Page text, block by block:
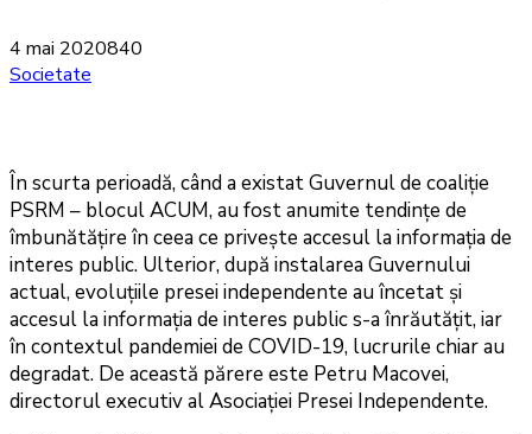
4 mai 2020840
Societate
În scurta perioadă, când a existat Guvernul de coaliție
PSRM – blocul ACUM, au fost anumite tendințe de
îmbunătățire în ceea ce privește accesul la informația de
interes public. Ulterior, după instalarea Guvernului
actual, evoluțiile presei independente au încetat și
accesul la informația de interes public s-a înrăutățit, iar
în contextul pandemiei de COVID-19, lucrurile chiar au
degradat. De această părere este Petru Macovei,
directorul executiv al Asociației Presei Independente.